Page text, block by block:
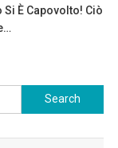
Si È Capovolto! Ciò
Search
for: